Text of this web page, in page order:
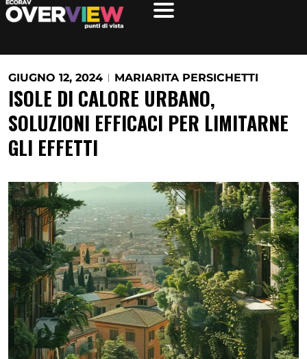
Vai
GIUGNO 12, 2024 MARIARITA PERSICHETTI
ISOLE DI CALORE URBANO,
SOLUZIONI EFFICACI PER LIMITARNE
GLI EFFETTI